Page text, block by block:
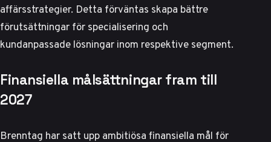
affärsstrategier. Detta förväntas skapa bättre
förutsättningar för specialisering och
kundanpassade lösningar inom respektive segment.
Finansiella målsättningar fram till
2027
Brenntag har satt upp ambitiösa finansiella mål för